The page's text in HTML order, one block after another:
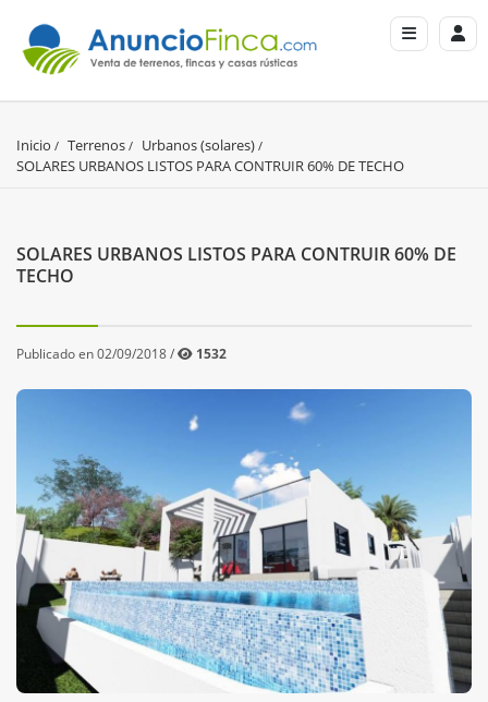
Inicio Terrenos
Urbanos (solares)
SOLARES URBANOS LISTOS PARA CONTRUIR 60% DE TECHO
SOLARES URBANOS LISTOS PARA CONTRUIR 60% DE
TECHO
Publicado en 02/09/2018 / 1532